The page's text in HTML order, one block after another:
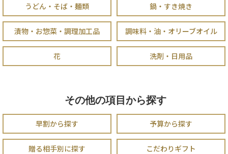
うどん・そば・麺類 鍋・すき焼き
漬物・お惣菜・調理加工品 調味料・油・オリーブオイル
花 洗剤・日用品
その他の項目から探す
早割から探す 予算から探す
贈る相手別に探す こだわりギフト